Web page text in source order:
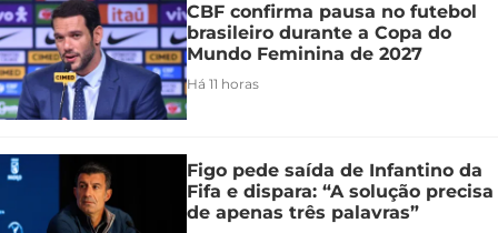
CBF confirma pausa no futebol
brasileiro durante a Copa do
Mundo Feminina de 2027
Há 11 horas
Figo pede saída de Infantino da
Fifa e dispara: “A solução precisa
de apenas três palavras”